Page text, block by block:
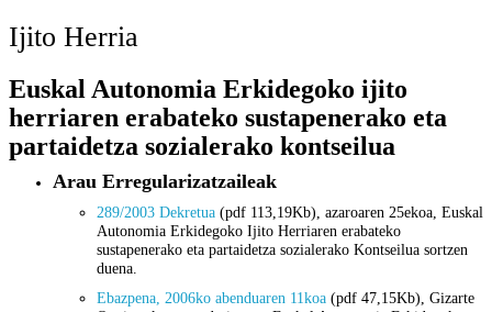
Ijito Herria
Euskal Autonomia Erkidegoko ijito
herriaren erabateko sustapenerako eta
partaidetza sozialerako kontseilua
Arau Erregularizatzaileak
289/2003 Dekretua (pdf 113,19Kb), azaroaren 25ekoa, Euskal
Autonomia Erkidegoko Ijito Herriaren erabateko
sustapenerako eta partaidetza sozialerako Kontseilua sortzen
duena.
Ebazpena, 2006ko abenduaren 11koa (pdf 47,15Kb), Gizarte